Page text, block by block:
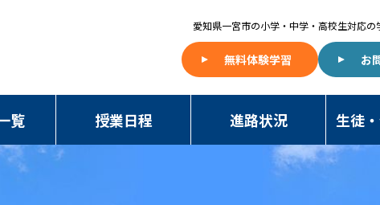
愛知県一宮市の小学・中学・高校生対応の
無料体験学習 お
覧 授業日程 進路状況 生徒